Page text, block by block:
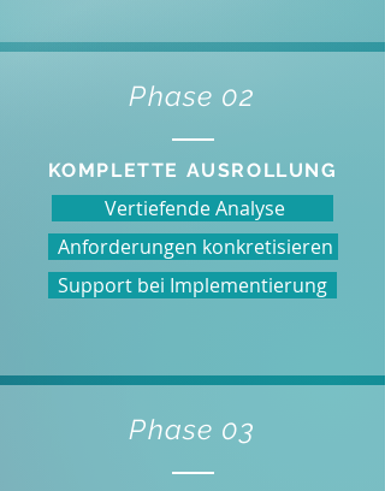
Phase 02
KOMPLETTE AUSROLLUNG
Vertiefende Analyse
Anforderungen konkretisieren
Support bei Implementierung
Phase 03